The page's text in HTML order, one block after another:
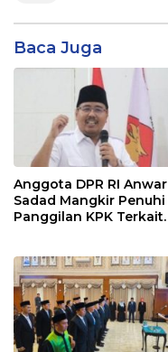
Baca Juga
Anggota DPR RI Anwar
Sadad Mangkir Penuhi
Panggilan KPK Terkait